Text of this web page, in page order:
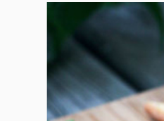
Пътувай
Здраве
Gentlemen
382